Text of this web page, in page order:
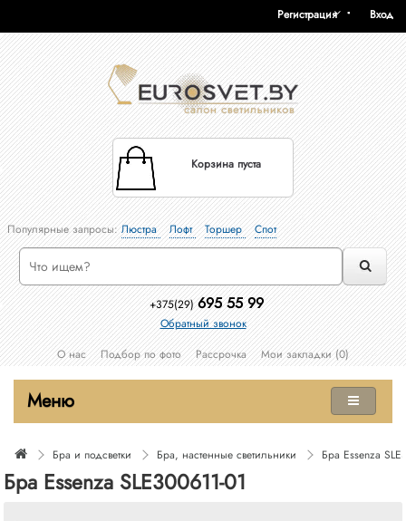
Вход
Регистрация
Корзина пуста
Популярные запросы:Люстра Лофт Торшер Спот
+375(29) 695 55 99
Обратный звонок
О нас
Подбор по фото Рассрочка Мои закладки (0)
Меню
Бра и подсветки Бра, настенные светильники Бра Essenza
Бра Essenza SLE300611-01